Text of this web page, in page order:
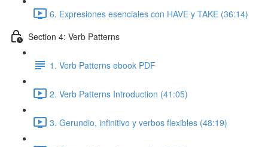
6. Expresiones esenciales con HAVE y TAKE (36:14)
Section 4: Verb Patterns
1. Verb Patterns ebook PDF
2. Verb Patterns Introduction (41:05)
3. Gerundio, infinitivo y verbos flexibles (48:19)